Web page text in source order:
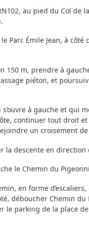
au pied du Col de
Parc Émile Jean, à
150 m, prendre à
piéton, et
à gauche et qui
continuer tout droit
un croisement
la descente en direction
le Chemin du
en forme
déboucher Chemin
le parking de la place